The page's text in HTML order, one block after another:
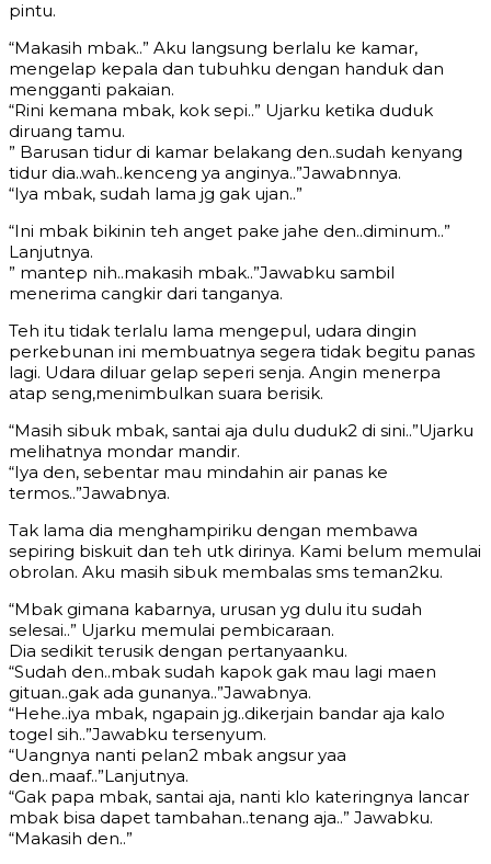
pintu.
“Makasih mbak..” Aku langsung berlalu ke kamar,
mengelap kepala dan tubuhku dengan handuk dan
mengganti pakaian.
“Rini kemana mbak, kok sepi..” Ujarku ketika duduk
diruang tamu.
” Barusan tidur di kamar belakang den..sudah kenyang
tidur dia..wah..kenceng ya anginya..”Jawabnnya.
“Iya mbak, sudah lama jg gak ujan..”
“Ini mbak bikinin teh anget pake jahe den..diminum..”
Lanjutnya.
” mantep nih..makasih mbak..”Jawabku sambil
menerima cangkir dari tanganya.
Teh itu tidak terlalu lama mengepul, udara dingin
perkebunan ini membuatnya segera tidak begitu panas
lagi. Udara diluar gelap seperi senja. Angin menerpa
atap seng,menimbulkan suara berisik.
“Masih sibuk mbak, santai aja dulu duduk2 di sini..”Ujarku
melihatnya mondar mandir.
“Iya den, sebentar mau mindahin air panas ke
termos..”Jawabnya.
Tak lama dia menghampiriku dengan membawa
sepiring biskuit dan teh utk dirinya. Kami belum memulai
obrolan. Aku masih sibuk membalas sms teman2ku.
“Mbak gimana kabarnya, urusan yg dulu itu sudah
selesai..” Ujarku memulai pembicaraan.
Dia sedikit terusik dengan pertanyaanku.
“Sudah den..mbak sudah kapok gak mau lagi maen
gituan..gak ada gunanya..”Jawabnya.
“Hehe..iya mbak, ngapain jg..dikerjain bandar aja kalo
togel sih..”Jawabku tersenyum.
“Uangnya nanti pelan2 mbak angsur yaa
den..maaf..”Lanjutnya.
“Gak papa mbak, santai aja, nanti klo kateringnya lancar
mbak bisa dapet tambahan..tenang aja..” Jawabku.
“Makasih den..”